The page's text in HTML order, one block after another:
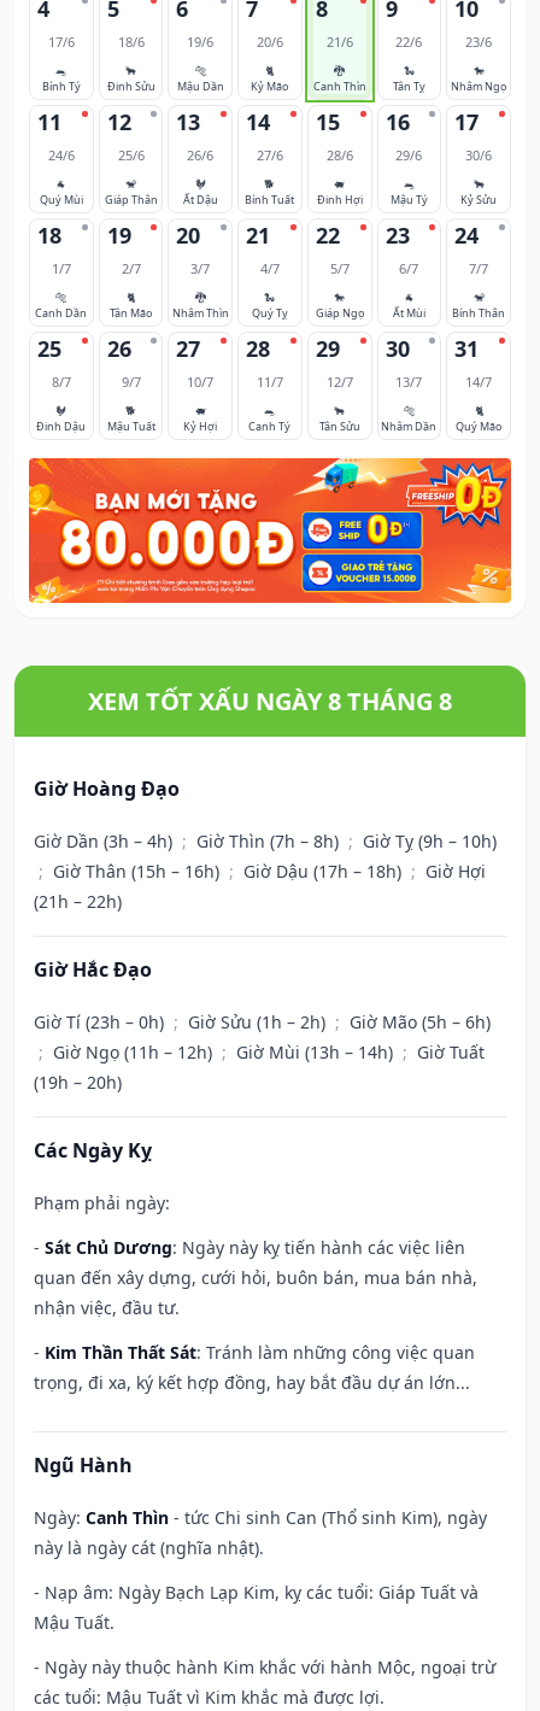
4
17/6
🐀
Bính Tý
5
18/6
🐂
Đinh Sửu
6
19/6
🐅
Mậu Dần
7
20/6
🐈
Kỷ Mão
8
21/6
🐉
Canh Thìn
9
22/6
🐍
Tân Tỵ
10
23/6
🐎
Nhâm Ngọ
11
24/6
🐐
Quý Mùi
12
25/6
🐒
Giáp Thân
13
26/6
🐓
Ất Dậu
14
27/6
🐕
Bính Tuất
15
28/6
🐖
Đinh Hợi
16
29/6
🐀
Mậu Tý
17
30/6
🐂
Kỷ Sửu
18
1/7
🐅
Canh Dần
19
2/7
🐈
Tân Mão
20
3/7
🐉
Nhâm Thìn
21
4/7
🐍
Quý Tỵ
22
5/7
🐎
Giáp Ngọ
23
6/7
🐐
Ất Mùi
24
7/7
🐒
Bính Thân
25
8/7
🐓
Đinh Dậu
26
9/7
🐕
Mậu Tuất
27
10/7
🐖
Kỷ Hợi
28
11/7
🐀
Canh Tý
29
12/7
🐂
Tân Sửu
30
13/7
🐅
Nhâm Dần
31
14/7
🐈
Quý Mão
XEM TỐT XẤU NGÀY 8 THÁNG 8
Giờ Hoàng Đạo
Giờ Dần (3h – 4h) ; Giờ Thìn (7h – 8h) ; Giờ Tỵ (9h – 10h)
; Giờ Thân (15h – 16h) ; Giờ Dậu (17h – 18h) ; Giờ Hợi
(21h – 22h)
Giờ Hắc Đạo
Giờ Tí (23h – 0h) ; Giờ Sửu (1h – 2h) ; Giờ Mão (5h – 6h)
; Giờ Ngọ (11h – 12h) ; Giờ Mùi (13h – 14h) ; Giờ Tuất
(19h – 20h)
Các Ngày Kỵ
Phạm phải ngày:
- Sát Chủ Dương: Ngày này kỵ tiến hành các việc liên
quan đến xây dựng, cưới hỏi, buôn bán, mua bán nhà,
nhận việc, đầu tư.
- Kim Thần Thất Sát: Tránh làm những công việc quan
trọng, đi xa, ký kết hợp đồng, hay bắt đầu dự án lớn...
Ngũ Hành
Ngày: Canh Thìn - tức Chi sinh Can (Thổ sinh Kim), ngày
này là ngày cát (nghĩa nhật).
- Nạp âm: Ngày Bạch Lạp Kim, kỵ các tuổi: Giáp Tuất và
Mậu Tuất.
- Ngày này thuộc hành Kim khắc với hành Mộc, ngoại trừ
các tuổi: Mậu Tuất vì Kim khắc mà được lợi.